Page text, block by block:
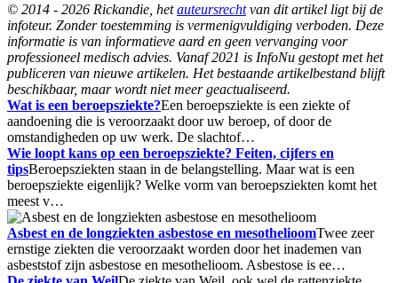
© 2014 - 2026 Rickandie, hetauteursrechtvan dit artikel ligt bij de
infoteur. Zonder toestemming is vermenigvuldiging verboden. Deze
informatie is van informatieve aard en geen vervanging voor
professioneel medisch advies. Vanaf 2021 is InfoNu gestopt met het
publiceren van nieuwe artikelen. Het bestaande artikelbestand blijft
beschikbaar, maar wordt niet meer geactualiseerd.
Wat is een beroepsziekte?Een beroepsziekte is een ziekte of
aandoening die is veroorzaakt door uw beroep, of door de
omstandigheden op uw werk. De slachtof…
Wie loopt kans op een beroepsziekte? Feiten, cijfers en
tipsBeroepsziekten staan in de belangstelling. Maar wat is een
beroepsziekte eigenlijk? Welke vorm van beroepsziekten komt het
meest v…
Asbest en de longziekten asbestose en mesothelioomTwee zeer
ernstige ziekten die veroorzaakt worden door het inademen van
asbeststof zijn asbestose en mesothelioom. Asbestose is ee…